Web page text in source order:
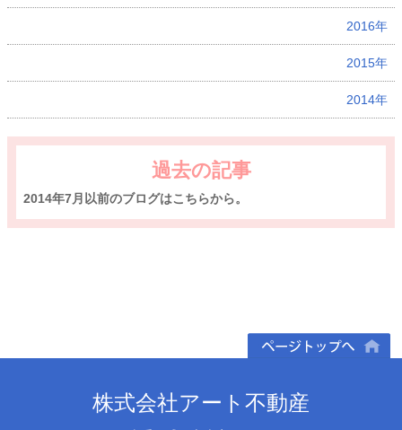
2016年
2015年
2014年
過去の記事
2014年7月以前のブログはこちらから。
株式会社アート不動産